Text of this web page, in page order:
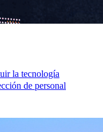
la tecnología
de personal